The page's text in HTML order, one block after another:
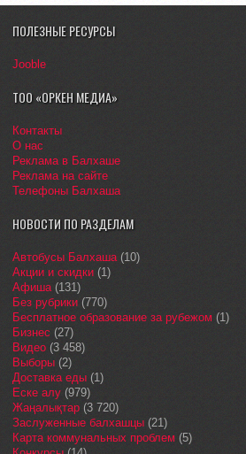
ПОЛЕЗНЫЕ РЕСУРСЫ
Jooble
ТОО «ОРКЕН МЕДИА»
Контакты
О нас
Реклама в Балхаше
Реклама на сайте
Телефоны Балхаша
НОВОСТИ ПО РАЗДЕЛАМ
Автобусы Балхаша(10)
Акции и скидки (1)
Афиша(131)
Без рубрики (770)
Бесплатное образование за рубежом (1)
Бизнес (27)
Видео (3 458)
Выборы (2)
Доставка еды (1)
Еске алу (979)
Жаңалықтар (3 720)
Заслуженные балхашцы (21)
Карта коммунальных проблем (5)